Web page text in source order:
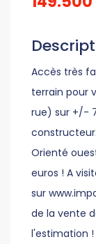
Accès très
terrain pour
rue) sur +/-
Orienté
euros ! A
sur
de la vente
l'estimation !